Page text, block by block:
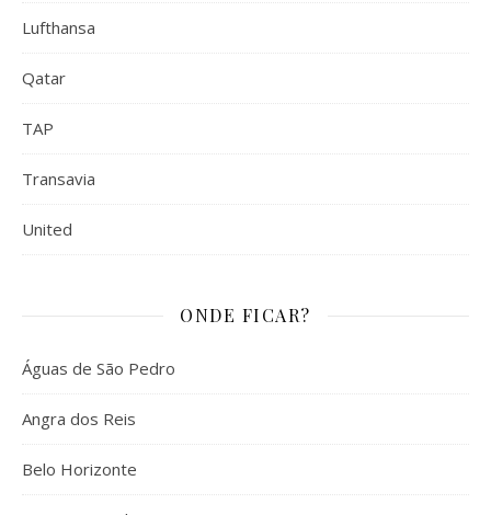
Lufthansa
Qatar
TAP
Transavia
United
ONDE FICAR?
Águas de São Pedro
Angra dos Reis
Belo Horizonte